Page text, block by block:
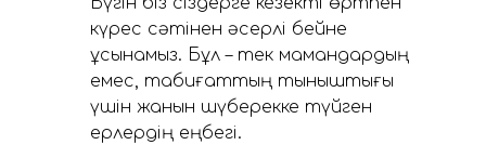
күрес сәтінен әсерлі бейне
ұсынамыз. Бұл – тек мамандардың
емес, табиғаттың тыныштығы
үшін жанын шүберекке түйген
ерлердің еңбегі.